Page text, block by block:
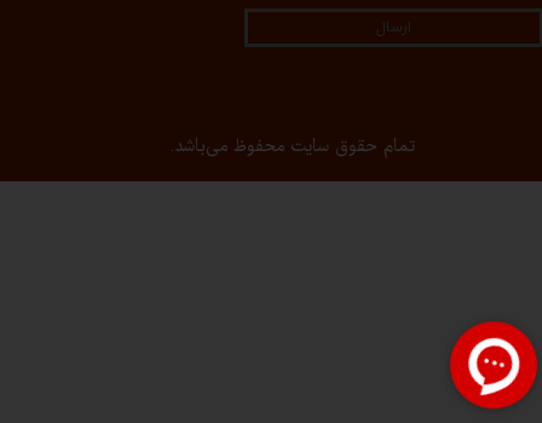
تمام حقوق سایت محفوظ می‌باشد.
ارسال